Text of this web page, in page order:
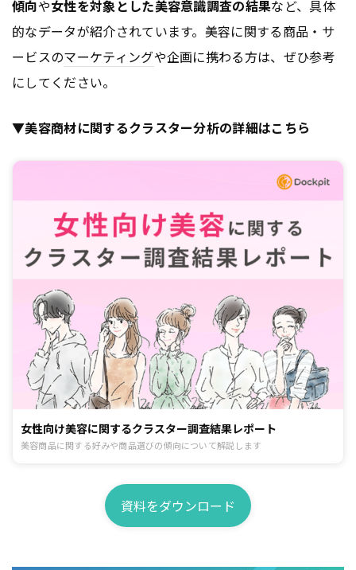
傾向や女性を対象とした美容意識調査の結果など、具体
的なデータが紹介されています。美容に関する商品・サ
ービスのマーケティングや企画に携わる方は、ぜひ参考
にしてください。
▼美容商材に関するクラスター分析の詳細はこちら
女性向け美容に関するクラスター調査結果レポート
美容商品に関する好みや商品選びの傾向について解説します
資料をダウンロード